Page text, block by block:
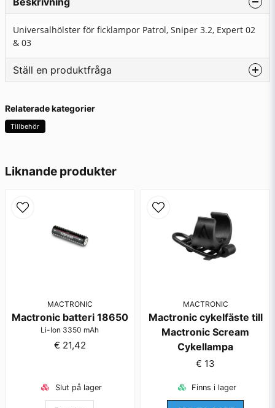
Liknande produkter
MACTRONIC
Mactronic batteri 18650
Li-Ion 3350 mAh
€ 21,42
Slut på lager
MACTRONIC
Mactronic cykelfäste till
Mactronic Scream
Cykellampa
€ 13
Finns i lager
Universalhölster för ficklampor Patrol, Sniper 3.2, Expert 02
& 03
Ställ en produktfråga
Fråga oss något om denna produkten...
Namn
email
Mejladress
Relaterade kategorier
Tillbehör